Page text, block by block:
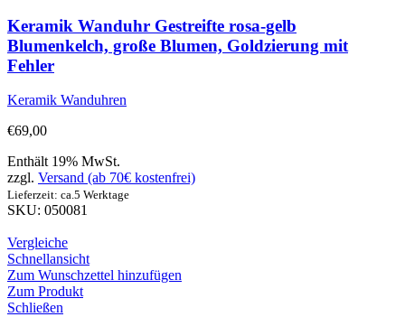
Keramik Wanduhr Gestreifte rosa-gelb
Blumenkelch, große Blumen, Goldzierung mit
Fehler
Keramik Wanduhren
€69,00
Enthält 19% MwSt.
zzgl. Versand (ab 70€ kostenfrei)
Lieferzeit: ca.5 Werktage
SKU: 050081
Vergleiche
Schnellansicht
Zum Wunschzettel hinzufügen
Zum Produkt
Schließen